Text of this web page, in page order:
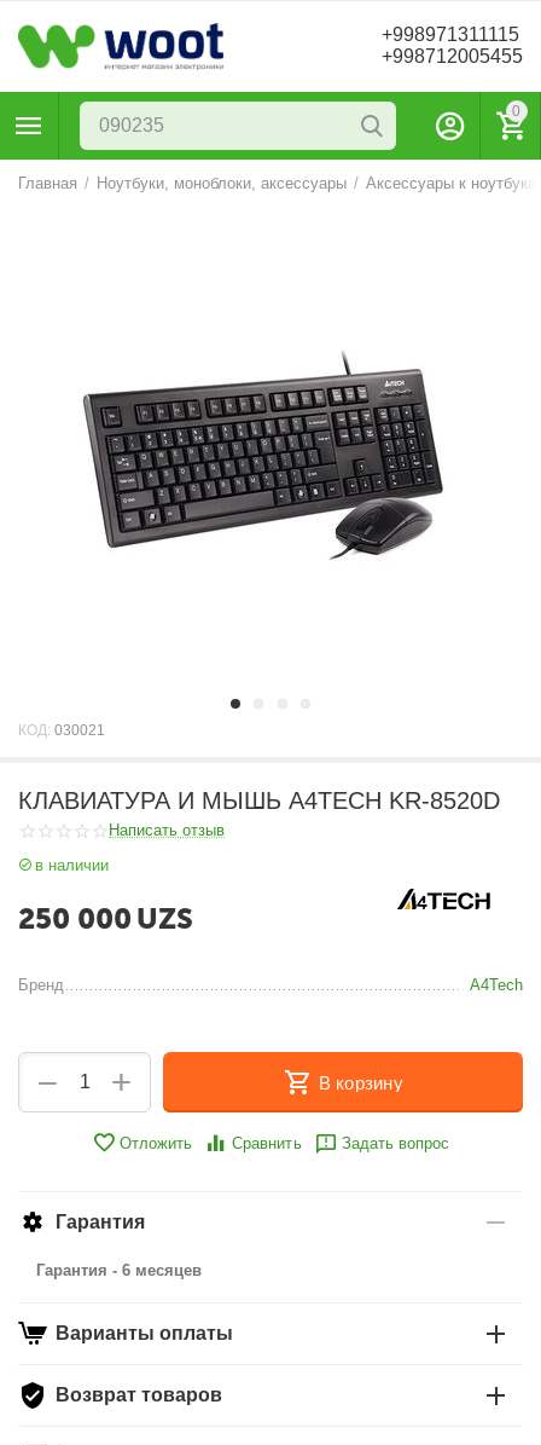
+998971311115
+998712005455
0
Главная / Ноутбуки, моноблоки, аксессуары / Аксессуары к
КОД: 030021
КЛАВИАТУРА И МЫШЬ A4TECH KR-8520D
Написать отзыв
в наличии
250 000 UZS
Бренд A4Tech
+
− В корзину
Отложить Сравнить Задать вопрос
Гарантия
Гарантия - 6 месяцев
Варианты оплаты
Возврат товаров